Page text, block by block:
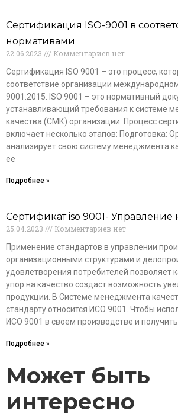
Сертификация ISO-9001 в
нормативами
22.06.2023
Комментариев нет
Сертификация ISO 9001 – это процесс,
соответствие организации
9001:2015. ISO 9001 – это нормативный
устанавливающий требования к системе
качества (СМК) организации. Процесс
включает несколько этапов: Подготовка:
анализирует свою систему менеджмента
ее
Подробнее »
Сертификат iso 9001- Управление
25.04.2023
Комментариев нет
Применение стандартов в управлении
организационными структурами и
удовлетворения потребителей позволяет
упор на качество создаст возможность
продукции. В Системе менеджмента
стандарту относится ИСО 9001. Чтобы
ИСО 9001 в своем производстве и
Подробнее »
Может быть
интересно